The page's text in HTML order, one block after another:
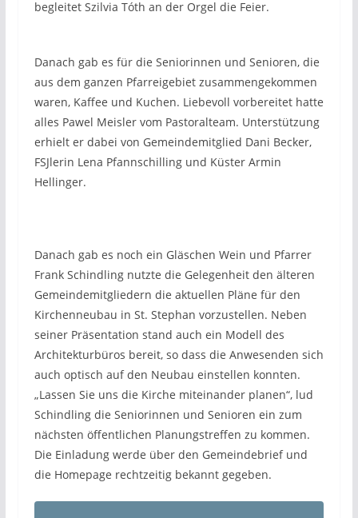
begleitet Szilvia Tóth an der Orgel die Feier.
Danach gab es für die Seniorinnen und Senioren, die
aus dem ganzen Pfarreigebiet zusammengekommen
waren, Kaffee und Kuchen. Liebevoll vorbereitet hatte
alles Pawel Meisler vom Pastoralteam. Unterstützung
erhielt er dabei von Gemeindemitglied Dani Becker,
FSJlerin Lena Pfannschilling und Küster Armin
Hellinger.
Danach gab es noch ein Gläschen Wein und Pfarrer
Frank Schindling nutzte die Gelegenheit den älteren
Gemeindemitgliedern die aktuellen Pläne für den
Kirchenneubau in St. Stephan vorzustellen. Neben
seiner Präsentation stand auch ein Modell des
Architekturbüros bereit, so dass die Anwesenden sich
auch optisch auf den Neubau einstellen konnten.
„Lassen Sie uns die Kirche miteinander planen“, lud
Schindling die Seniorinnen und Senioren ein zum
nächsten öffentlichen Planungstreffen zu kommen.
Die Einladung werde über den Gemeindebrief und
die Homepage rechtzeitig bekannt gegeben.